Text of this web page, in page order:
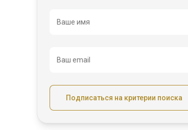
Название
Ваше имя
Ваш email
Подписаться на критерии поиска